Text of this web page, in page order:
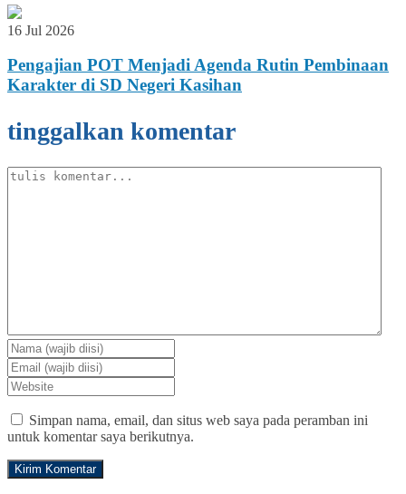
16 Jul 2026
Pengajian POT Menjadi Agenda Rutin Pembinaan
Karakter di SD Negeri Kasihan
tinggalkan komentar
Simpan nama, email, dan situs web saya pada peramban ini
untuk komentar saya berikutnya.